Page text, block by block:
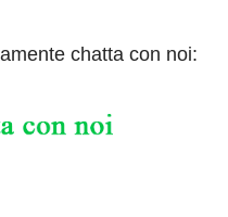
chatta con noi: